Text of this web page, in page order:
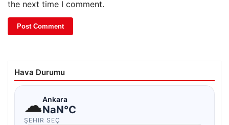
the next time I comment.
Hava Durumu
☁Ankara
NaN°C
ŞEHIR SEÇ